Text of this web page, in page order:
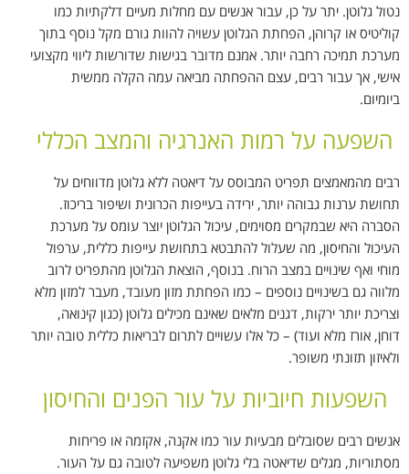
נטול גלוטן. יתר על כן, עבור אנשים עם מחלות מעיים דלקתיות כמו
קוליטיס או קרוהן, הפחתת הגלוטן עשויה להוות גורם מקל נוסף בתוך
מערכת תמיכה רחבה יותר. אמנם מדובר בגישות שדורשות ליווי מקצועי
אישי, אך עבור רבים, עצם ההפחתה מביאה עמה הקלה ממשית
ביומיום.
השפעה על רמות האנרגיה והמצב הכללי
רבים מהמאמצים תפריט המבוסס על דיאטה ללא גלוטן מדווחים על
תחושת ערנות גבוהה יותר, ירידה בעייפות הכרונית ושיפור בריכוז.
הסברה היא שבמקרים מסוימים, עיכול הגלוטן יוצר עומס על מערכת
העיכול והחיסון, מה שעלול להתבטא בתחושת עייפות כללית, ערפול
מוחי ואף שינויים במצב הרוח. בנוסף, הוצאת הגלוטן מהתפריט לרוב
מלווה גם בשינויים נוספים – כמו הפחתת מזון מעובד, מעבר למזון מלא
וצריכת יותר ירקות, דגנים מלאים שאינם מכילים גלוטן (כגון קינואה,
דוחן, אורז מלא ועוד) – כל אלו עשויים לתרום לבריאות כללית טובה יותר
ולאיזון תזונתי משופר.
השפעות חיוביות על עור הפנים והחיסון
אנשים רבים שסובלים מבעיות עור כמו אקנה, אקזמה או פריחות
מסתוריות, מגלים שדיאטה בלי גלוטן משפיעה לטובה גם על העור.